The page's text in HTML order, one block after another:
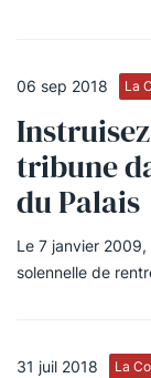
06 sep 2018 La
tribune
du Palais
Le 7 janvier 2009,
solennelle de
supprimer le juge
31 juil 2018 La